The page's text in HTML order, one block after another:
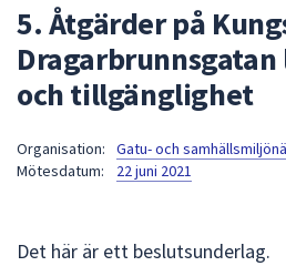
5. Åtgärder på
och tillgänglighet
Organisation:
Gatu- och
Mötesdatum:
22 juni 2021
Det här är ett beslutsunderlag.